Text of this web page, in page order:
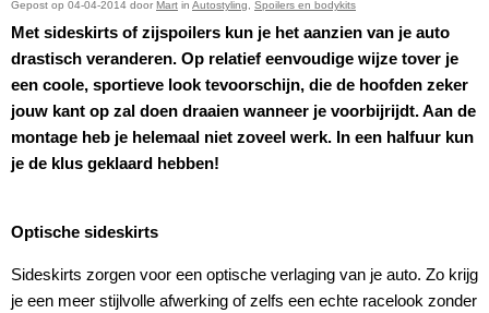
Gepost op 04-04-2014 door Mart in Autostyling Spoilers en bodykits
Met sideskirts of zijspoilers kun je het aanzien van je auto
drastisch veranderen. Op relatief eenvoudige wijze tover je
een coole, sportieve look tevoorschijn, die de hoofden zeker
jouw kant op zal doen draaien wanneer je voorbijrijdt. Aan de
montage heb je helemaal niet zoveel werk. In een halfuur kun
je de klus geklaard hebben!
Optische sideskirts
Sideskirts zorgen voor een optische verlaging van je auto. Zo krijg
je een meer stijlvolle afwerking of zelfs een echte racelook zonder